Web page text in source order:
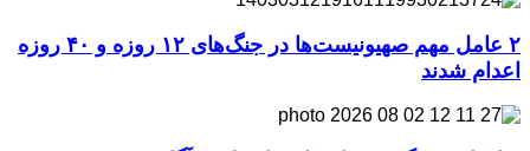
۲ عامل مهم صهیونیست‌ها در جنگ‌های ۱۲ روزه و ۴۰ روزه
اعدام شدند